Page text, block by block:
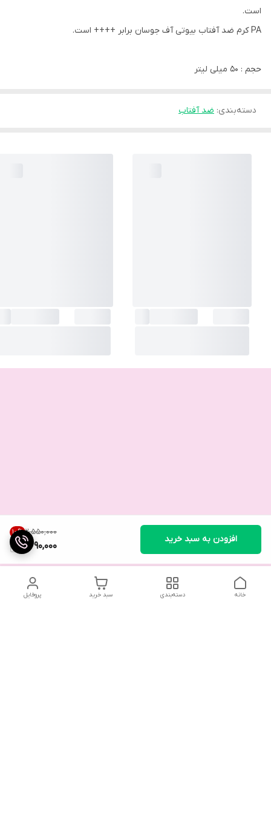
۲٬۵۵۰٬۰۰۰ 10%
2,290,000
افزودن به سبد خرید
است.
PA کرم ضد آفتاب بیوتی آف جوسان برابر ++++ است.
حجم : 50 میلی لیتر
دسته‌بندی: ضد آفتاب
پروفایل سبد خرید دسته‌بندی خانه